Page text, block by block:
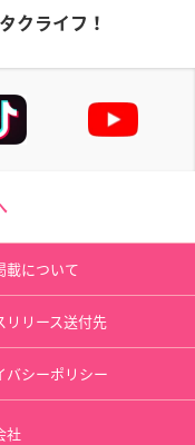
クライフ！
載について
リリース送付先
バシーポリシー
社